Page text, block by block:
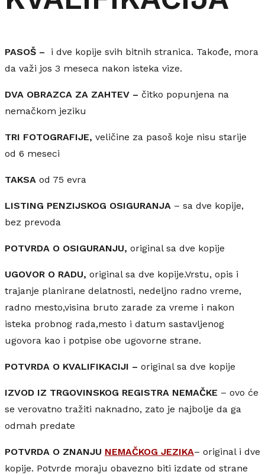
PASOŠ – i dve kopije svih bitnih stranica. Takođe, mora
da važi jos 3 meseca nakon isteka vize.
DVA OBRAZCA ZA ZAHTEV – čitko popunjena na
nemačkom jeziku
TRI FOTOGRAFIJE, veličine za pasoš koje nisu starije
od 6 meseci
TAKSA od 75 evra
LISTING PENZIJSKOG OSIGURANJA – sa dve kopije,
bez prevoda
POTVRDA O OSIGURANJU, original sa dve kopije
UGOVOR O RADU, original sa dve kopije.Vrstu, opis i
trajanje planirane delatnosti, nedeljno radno vreme,
radno mesto,visina bruto zarade za vreme i nakon
isteka probnog rada,mesto i datum sastavljenog
ugovora kao i potpise obe ugovorne strane.
POTVRDA O KVALIFIKACIJI – original sa dve kopije
IZVOD IZ TRGOVINSKOG REGISTRA NEMAČKE – ovo će
se verovatno tražiti naknadno, zato je najbolje da ga
odmah predate
POTVRDA O ZNANJU NEMAČKOG JEZIKA– original i dve
kopije. Potvrde moraju obavezno biti izdate od strane